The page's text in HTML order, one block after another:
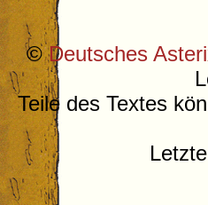
©Deutsches
Teile des Textes